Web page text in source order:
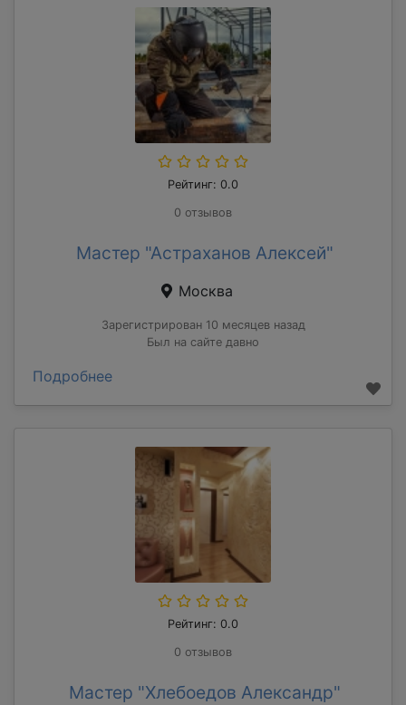
Рейтинг: 0.0
0 отзывов
Мастер "Астраханов Алексей"
Москва
Зарегистрирован 10 месяцев назад
Был на сайте давно
Подробнее
Рейтинг: 0.0
0 отзывов
Мастер "Хлебоедов Александр"